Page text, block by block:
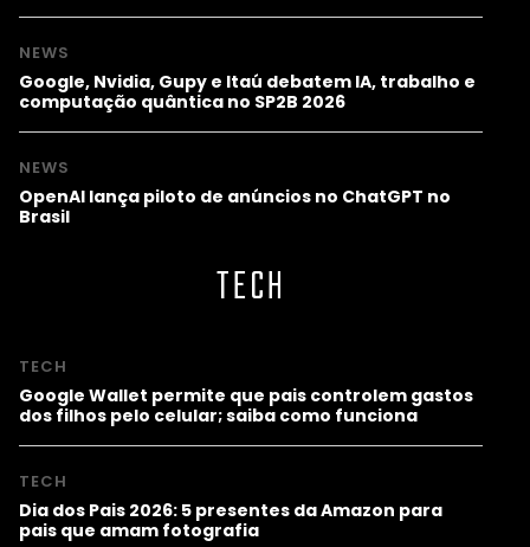
NEWS
Google, Nvidia, Gupy e Itaú debatem IA, trabalho e
computação quântica no SP2B 2026
NEWS
OpenAI lança piloto de anúncios no ChatGPT no
Brasil
TECH
TECH
Google Wallet permite que pais controlem gastos
dos filhos pelo celular; saiba como funciona
TECH
Dia dos Pais 2026: 5 presentes da Amazon para
pais que amam fotografia